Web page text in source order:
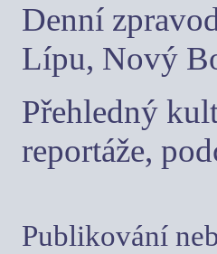
Denní
Lípu, Nový
Přehledný
reportáže,
Publikování